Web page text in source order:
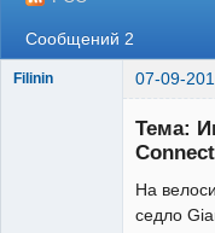
Сообщений 2
Filinin 07-09-
Тема:
Connect
На
седло